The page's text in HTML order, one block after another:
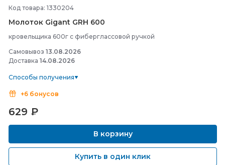
Код товара: 1330204
Молоток Gigant GRH 600
кровельщика 600г c фиберглассовой ручкой
Самовывоз 13.08.2026
Доставка 14.08.2026
Способы получения
+6 бонусов
629 ₽
В корзину
Купить в один клик